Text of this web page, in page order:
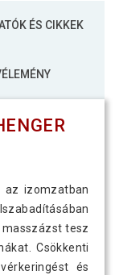
ÉS CIKKEK
az izomzatban
tesz
Csökkenti
és